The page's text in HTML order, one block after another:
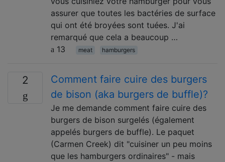
assurer que toutes les bactéries de surface
qui ont été broyées sont tuées. J'ai
remarqué que cela a beaucoup …
13
meat hamburgers
2
Comment faire cuire des burgers
de bison (aka burgers de buffle)?
Je me demande comment faire cuire des
burgers de bison surgelés (également
appelés burgers de buffle). Le paquet
(Carmen Creek) dit "cuisiner un peu moins
que les hamburgers ordinaires" - mais